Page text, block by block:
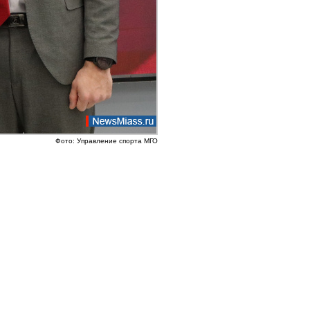
Фото: Управление спорта МГО